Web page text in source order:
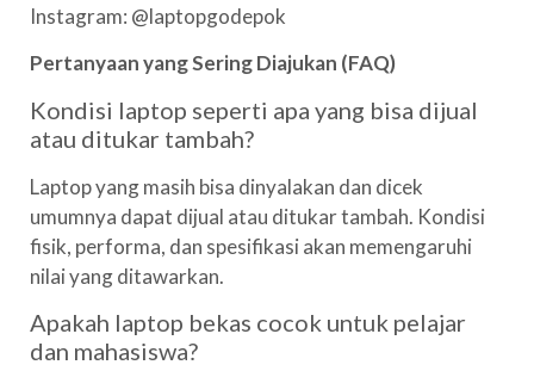
Instagram: @laptopgodepok
Pertanyaan yang Sering Diajukan (FAQ)
Kondisi laptop seperti apa yang bisa dijual
atau ditukar tambah?
Laptop yang masih bisa dinyalakan dan dicek
umumnya dapat dijual atau ditukar tambah. Kondisi
fisik, performa, dan spesifikasi akan memengaruhi
nilai yang ditawarkan.
Apakah laptop bekas cocok untuk pelajar
dan mahasiswa?